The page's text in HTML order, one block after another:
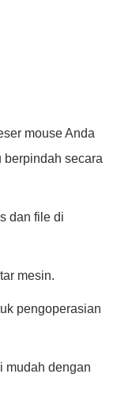
mouse Anda
berpindah secara
dan file di
mesin.
pengoperasian
mudah dengan